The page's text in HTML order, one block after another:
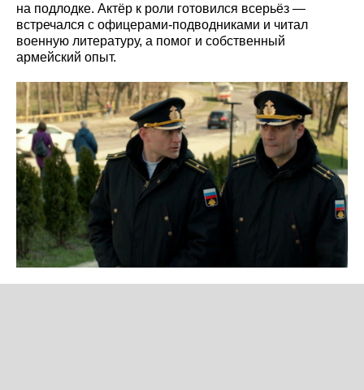
на подлодке. Актёр к роли готовился всерьёз —
встречался с офицерами-подводниками и читал
военную литературу, а помог и собственный
армейский опыт.